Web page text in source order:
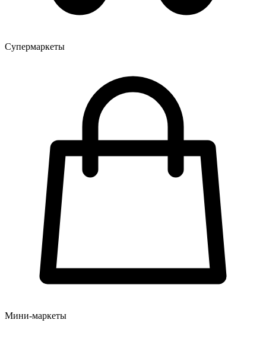
Супермаркеты
Мини-маркеты